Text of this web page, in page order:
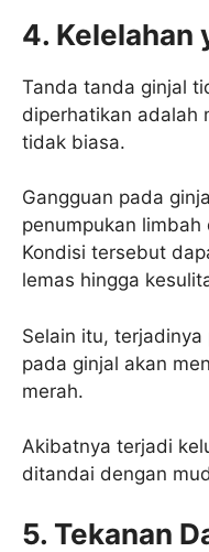
4. Kelelahan
Tanda tanda ginjal
diperhatikan adalah
tidak biasa.
Gangguan pada
penumpukan
Kondisi tersebut
lemas hingga
Selain itu,
pada ginjal akan
merah.
Akibatnya terjadi
ditandai dengan
5. Tekanan